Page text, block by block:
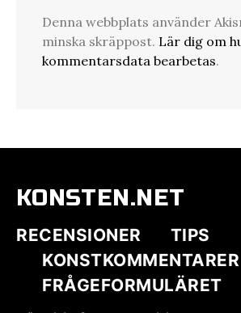
Denna webbplats använder
minska skräppost. Lär dig om
kommentarsdata bearbetas.
KONSTEN.NET
RECENSIONER
TIPS
KONSTKOMMENTARER
FRÅGEFORMULÄRET